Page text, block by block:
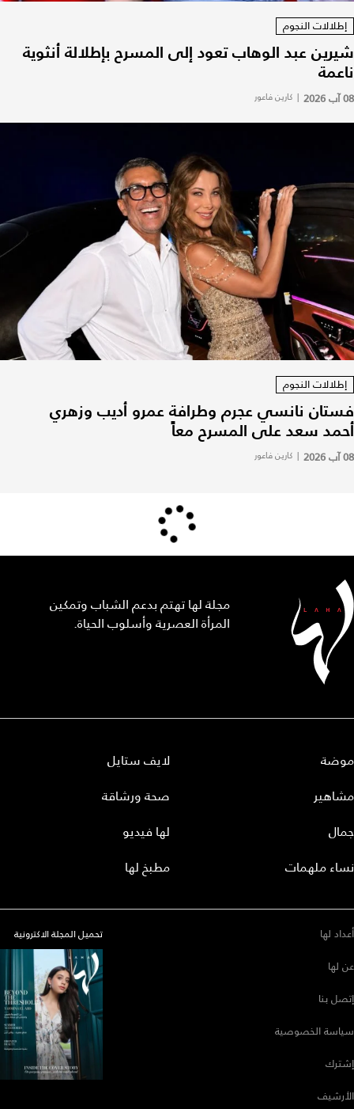
إطلالات النجوم
شيرين عبد الوهاب تعود إلى المسرح بإطلالة أنثوية
ناعمة
08 آب 2026 | كارين فاعور
إطلالات النجوم
فستان نانسي عجرم وطرافة عمرو أديب وزهري
أحمد سعد على المسرح معاً
08 آب 2026 | كارين فاعور
مجلة لها تهتم بدعم الشباب وتمكين
المرأة العصرية وأسلوب الحياة.
موضة
مشاهير
جمال
نساء ملهمات
لايف ستايل
صحة ورشاقة
لها فيديو
مطبخ لها
أعداد لها
عن لها
إتصل بنا
سياسة الخصوصية
إشترك
الأرشيف
تحميل المجلة الاكترونية